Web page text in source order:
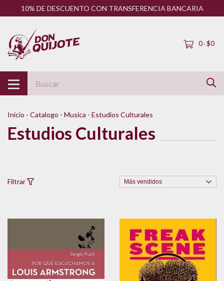
10% DE DESCUENTO CON TRANSFERENCIA BANCARIA
0-$0
Inicio - Catalogo - Musica - Estudios Culturales
Estudios Culturales
Filtrar